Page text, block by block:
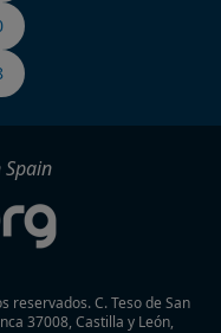
reservados.C. Teso de San
37008, Castilla y León,